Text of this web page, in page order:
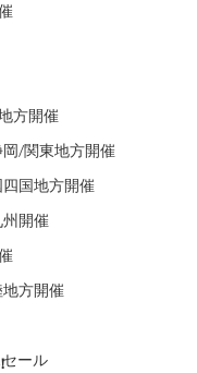
方開催
/関東地方開催
国地方開催
開催
方開催
ール